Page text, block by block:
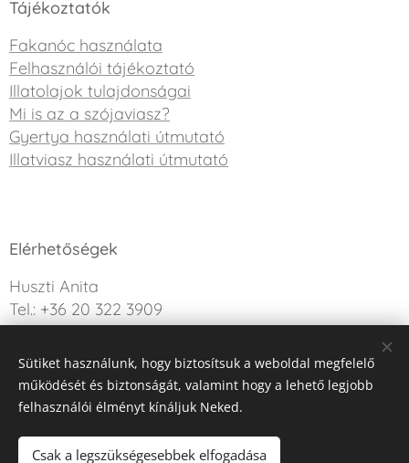
Tájékoztatók
Fakanóc használata
Felhasználói tájékoztató
Illatolajok tulajdonságai
Mi is az a szójaviasz?
Gyertya használati útmutató
Illatviasz használati útmutató
Elérhetőségek
Huszti Anita
Tel.: +36 20 322 3909
Kérdésed van? Írj nekünk!
Az oldalt a Webnode működteti
Sütiket használunk, hogy biztosítsuk a weboldal megfelelő
működését és biztonságát, valamint hogy a lehető legjobb
felhasználói élményt kínáljuk Neked.
Csak a legszükségesebbek elfogadása